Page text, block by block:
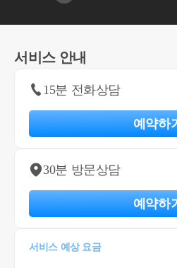
서비스 안내
15분 전화상담
예약하
30분 방문상담
예약하
서비스 예상 요금